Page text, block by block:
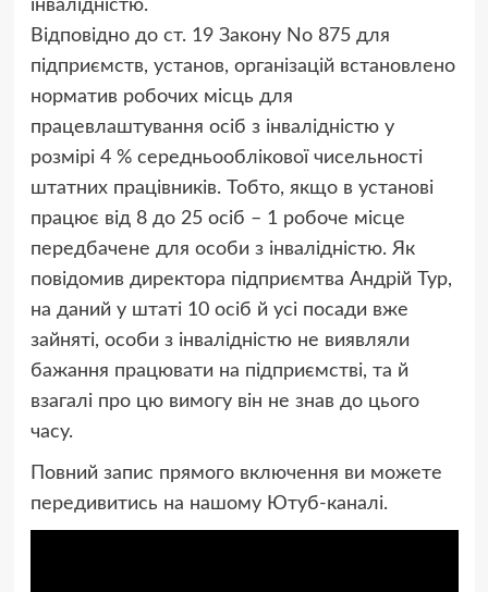
інвалідністю.
Відповідно до ст. 19 Закону No 875 для
підприємств, установ, організацій встановлено
норматив робочих місць для
працевлаштування осіб з інвалідністю у
розмірі 4 % середньооблікової чисельності
штатних працівників. Тобто, якщо в установі
працює від 8 до 25 осіб – 1 робоче місце
передбачене для особи з інвалідністю. Як
повідомив директора підприємтва Андрій Тур,
на даний у штаті 10 осіб й усі посади вже
зайняті, особи з інвалідністю не виявляли
бажання працювати на підприємстві, та й
взагалі про цю вимогу він не знав до цього
часу.
Повний запис прямого включення ви можете
передивитись на нашому Ютуб-каналі.